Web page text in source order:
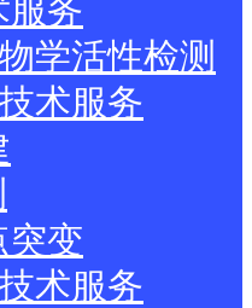
服务
学活性检测
术服务
突变
术服务